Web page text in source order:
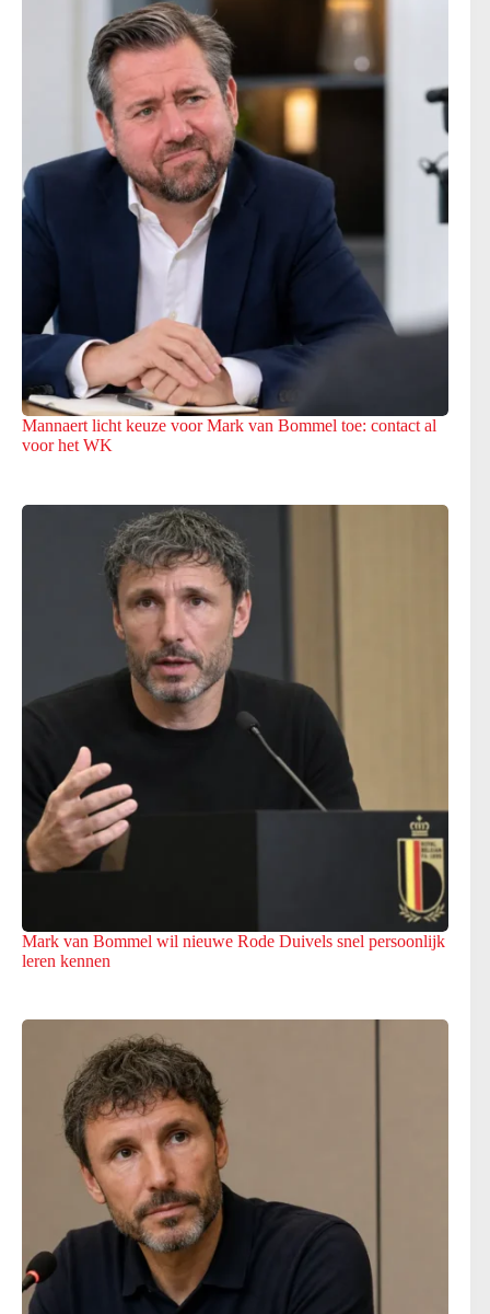
Mannaert licht keuze voor Mark van Bommel toe: contact al
voor het WK
Mark van Bommel wil nieuwe Rode Duivels snel persoonlijk
leren kennen